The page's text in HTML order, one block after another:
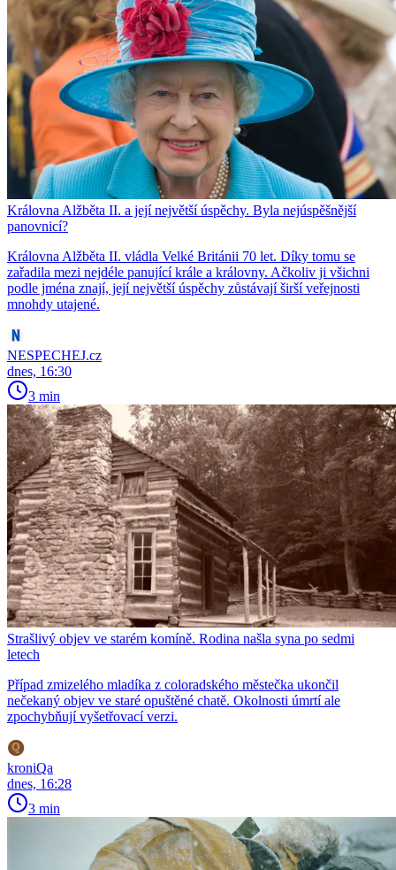
Královna Alžběta II. a její největší úspěchy. Byla nejúspěšnější
panovnicí?
Královna Alžběta II. vládla Velké Británii 70 let. Díky tomu se
zařadila mezi nejdéle panující krále a královny. Ačkoliv ji všichni
podle jména znají, její největší úspěchy zůstávají širší veřejnosti
mnohdy utajené.
NESPECHEJ.cz
dnes, 16:30
3 min
Strašlivý objev ve starém komíně. Rodina našla syna po sedmi
letech
Případ zmizelého mladíka z coloradského městečka ukončil
nečekaný objev ve staré opuštěné chatě. Okolnosti úmrtí ale
zpochybňují vyšetřovací verzi.
kroniQa
dnes, 16:28
3 min